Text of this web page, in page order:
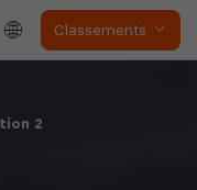
Classements
2